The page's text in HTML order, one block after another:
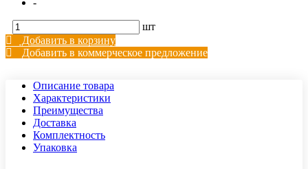
-
шт
Добавить в корзину
Добавить в коммерческое предложение
Описание товара
Характеристики
Преимущества
Доставка
Комплектность
Упаковка